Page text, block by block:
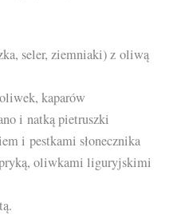
seler, ziemniaki) z oliwą
kaparów
i natką pietruszki
i pestkami słonecznika
oliwkami liguryjskimi